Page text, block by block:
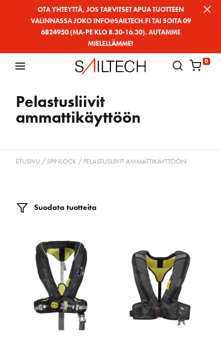
OTA YHTEYTTÄ, JOS TARVITSET APUA TUOTTEEN
VALINNASSA JOKO INFO@SAILTECH.FI TAI SOITA 09
6824950 (MA-PE KLO 8.30-16.30). AUTAMME
MIELELLÄMME!
0
Pelastusliivit
ammattikäyttöön
ETUSIVU / SPINLOCK / PELASTUSLIIVIT AMMATTIKÄYTTÖÖN
Suodata tuotteita